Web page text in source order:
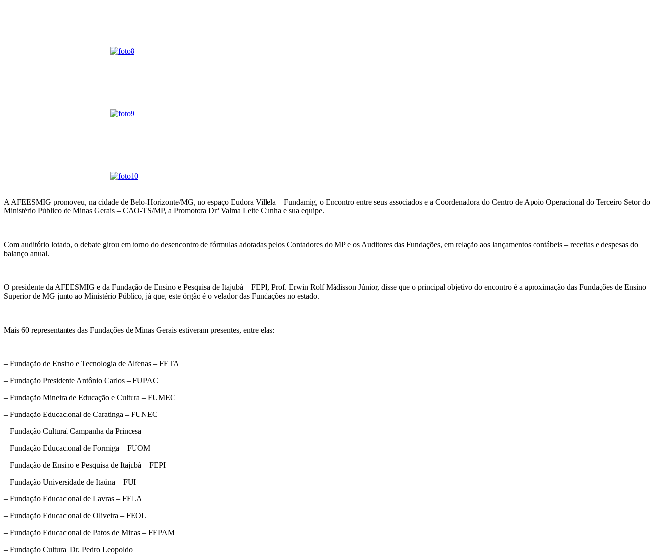
A AFEESMIG promoveu, na cidade de Belo-Horizonte/MG, no espaço Eudora Villela – Fundamig, o Encontro entre seus associados e a Coordenadora do Centro de Apoio Operacional do Terceiro Setor do
Ministério Público de Minas Gerais – CAO-TS/MP, a Promotora Drª Valma Leite Cunha e sua equipe.
Com auditório lotado, o debate girou em torno do desencontro de fórmulas adotadas pelos Contadores do MP e os Auditores das Fundações, em relação aos lançamentos contábeis – receitas e despesas do
balanço anual.
O presidente da AFEESMIG e da Fundação de Ensino e Pesquisa de Itajubá – FEPI, Prof. Erwin Rolf Mádisson Júnior, disse que o principal objetivo do encontro é a aproximação das Fundações de Ensino
Superior de MG junto ao Ministério Público, já que, este órgão é o velador das Fundações no estado.
Mais 60 representantes das Fundações de Minas Gerais estiveram presentes, entre elas:
– Fundação de Ensino e Tecnologia de Alfenas – FETA
– Fundação Presidente Antônio Carlos – FUPAC
– Fundação Mineira de Educação e Cultura – FUMEC
– Fundação Educacional de Caratinga – FUNEC
– Fundação Cultural Campanha da Princesa
– Fundação Educacional de Formiga – FUOM
– Fundação de Ensino e Pesquisa de Itajubá – FEPI
– Fundação Universidade de Itaúna – FUI
– Fundação Educacional de Lavras – FELA
– Fundação Educacional de Oliveira – FEOL
– Fundação Educacional de Patos de Minas – FEPAM
– Fundação Cultural Dr. Pedro Leopoldo